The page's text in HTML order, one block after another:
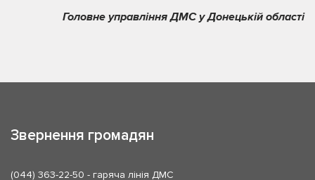
Головне управління ДМС у Донецькій області
Звернення громадян
(044) 363-22-50 - гаряча лінія ДМС